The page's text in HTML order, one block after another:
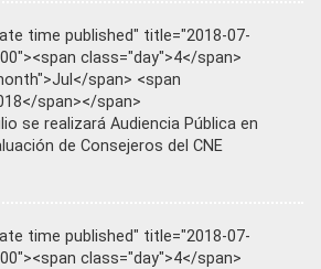
time published" title="2018-07-
class="day">4</span>
span> <span
span></span>
se realizará Audiencia Pública en
de Consejeros del CNE
time published" title="2018-07-
class="day">4</span>